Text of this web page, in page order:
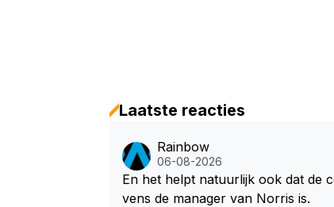
Laatste reacties
Rainbow
06-08-2026
En het helpt natuurlijk ook dat de
vens de manager van Norris is.